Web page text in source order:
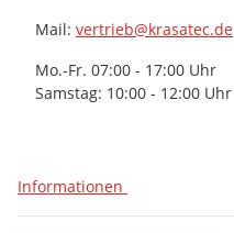
Mail: vertrieb@krasatec.de
Mo.-Fr. 07:00 - 17:00 Uhr
Samstag: 10:00 - 12:00 Uhr
Informationen